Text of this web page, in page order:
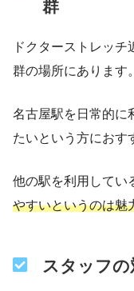
群
ドクターストレッ
群の場所にあります。
名古屋駅を日常的に
たいという方におす
他の駅を利用してい
やすいというのは魅
スタッフ